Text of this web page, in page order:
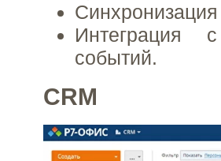
Интеграция
событий.
CRM